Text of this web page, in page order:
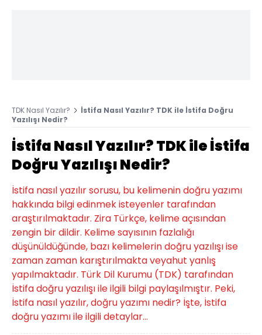
TDK Nasıl Yazılır?
İstifa Nasıl Yazılır? TDK ile İstifa Doğru
Yazılışı Nedir?
İstifa Nasıl Yazılır? TDK ile İstifa
Doğru Yazılışı Nedir?
İstifa nasıl yazılır sorusu, bu kelimenin doğru yazımı
hakkında bilgi edinmek isteyenler tarafından
araştırılmaktadır. Zira Türkçe, kelime açısından
zengin bir dildir. Kelime sayısının fazlalığı
düşünüldüğünde, bazı kelimelerin doğru yazılışı ise
zaman zaman karıştırılmakta veyahut yanlış
yapılmaktadır. Türk Dil Kurumu (TDK) tarafından
İstifa doğru yazılışı ile ilgili bilgi paylaşılmıştır. Peki,
İstifa nasıl yazılır, doğru yazımı nedir? İşte, İstifa
doğru yazımı ile ilgili detaylar...